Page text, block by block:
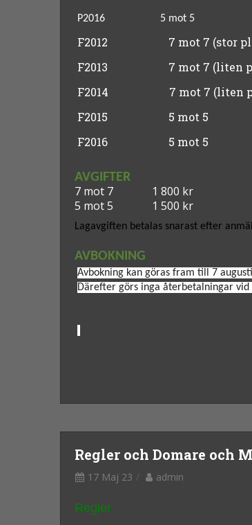
P2016 5
F2012 7 mot 7 (stor
F2013 7 mot 7 (liten
F2014 7 mot 7 (liten
F2015 5 mot 5
F2016 5 mot 5
AVGIFTER
7 mot 7 1 800 kr
5 mot 5 1 500 kr
Lagavgiften betalas snarast efter
AVBOKNING
Avbokning kan göras fram till 7 augusti
Därefter görs inga återbetalningar
Regler och Domare och
17 Maj 23 admin
Regler